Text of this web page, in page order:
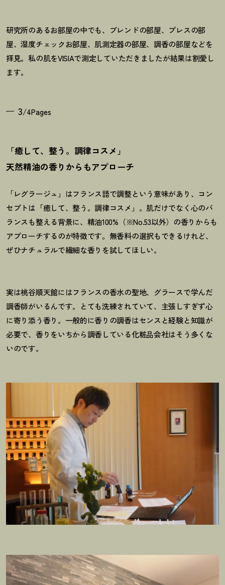
研究所のあるお部屋の中でも、ブレンドの部屋、プレスの部
屋、湿度チェックお部屋、肌測定器の部屋、調香の部屋などを
拝見。私の肌をVISIAで測定していただきましたが結果は割愛し
ます。
3/4Pages
「癒して、整う。調律コスメ」
天然精油の香りからもアプローチ
「レグラージュ」はフランス語で調整という意味があり、コン
セプトは「癒して、整う。調律コスメ」。肌だけでなく心のバ
ランスも整える背景に、精油100%（※No.53以外）の香りからも
アプローチするのが特徴です。無香料の選択もできるけれど、
ぜひナチュラルで繊細な香りを試してほしい。
実は桃谷順天館にはフランスの香水の聖地、グラースで学んだ
調香師がいるんです。とても洗練されていて、主張しすぎず心
に寄り添う香り。一般的に香りの調香はセンスと経験と知識が
必要で、香りをいちから調香している化粧品会社はそう多くな
いのです。